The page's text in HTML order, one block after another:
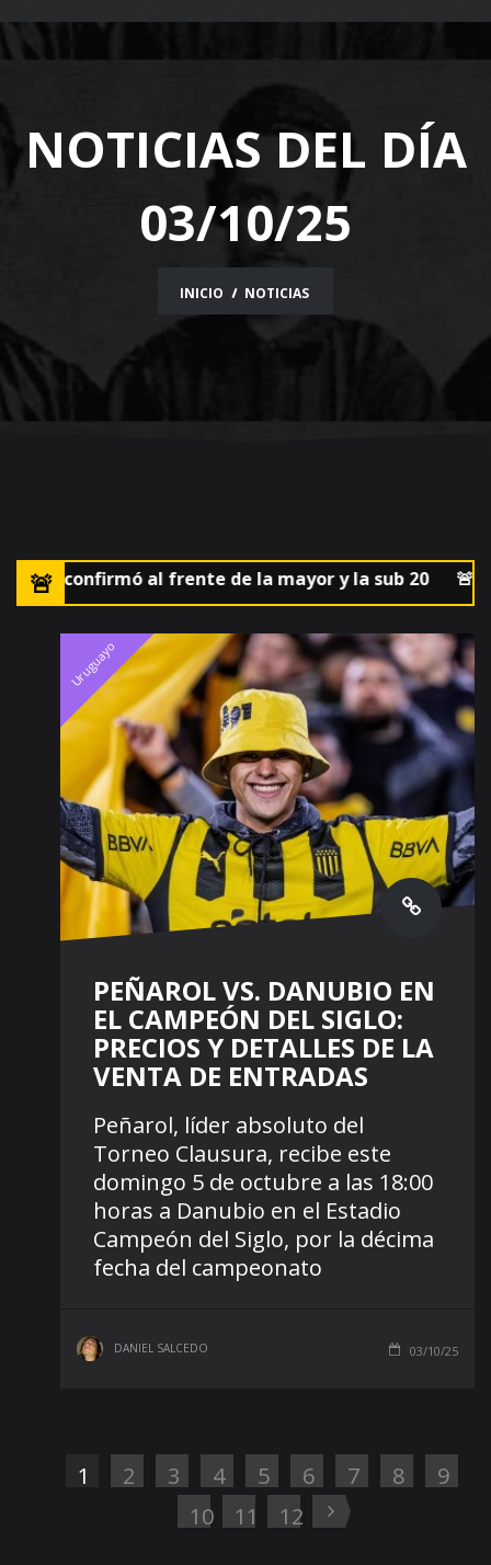
NOTICIAS DEL DÍA
03/10/25
INICIO NOTICIAS
lo confirmó al frente de la mayor y la sub 20 🚨El
Uruguayo
PEÑAROL VS. DANUBIO EN
EL CAMPEÓN DEL SIGLO:
PRECIOS Y DETALLES DE LA
VENTA DE ENTRADAS
Peñarol, líder absoluto del
Torneo Clausura, recibe este
domingo 5 de octubre a las 18:00
horas a Danubio en el Estadio
Campeón del Siglo, por la décima
fecha del campeonato
DANIEL SALCEDO 03/10/25
1 2 3 4 5 6 7 8
9
10
11 12